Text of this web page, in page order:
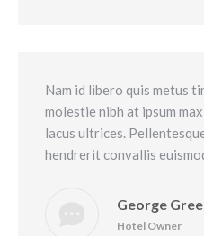
George
Hotel Owner
Nam id libero quis metus
molestie nibh at ipsum
lacus ultrices.
hendrerit convallis